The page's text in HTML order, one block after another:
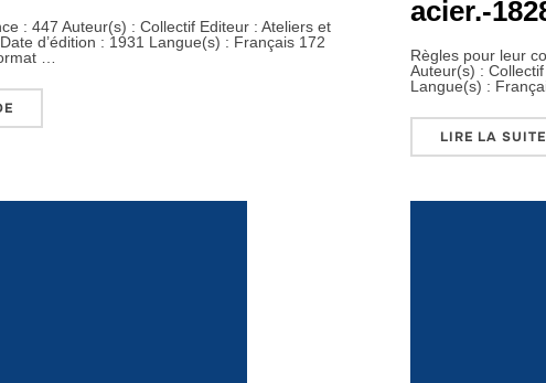
: 447 Auteur(s) : Collectif Editeur : Ateliers et
d’édition : 1931 Langue(s) : Français 172
…
acier.-
Règles pour leur
Auteur(s) :
Langue(s) :
LIRE LA